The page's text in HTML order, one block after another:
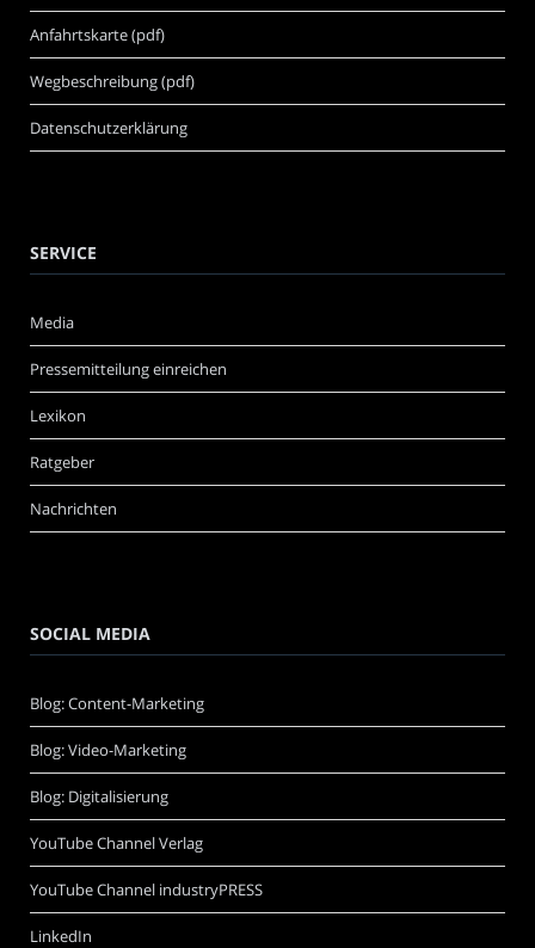
Anfahrtskarte (pdf)
Wegbeschreibung (pdf)
Datenschutzerklärung
SERVICE
Media
Pressemitteilung einreichen
Lexikon
Ratgeber
Nachrichten
SOCIAL MEDIA
Blog: Content-Marketing
Blog: Video-Marketing
Blog: Digitalisierung
YouTube Channel Verlag
YouTube Channel industryPRESS
LinkedIn